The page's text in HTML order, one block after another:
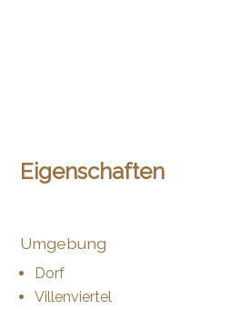
Eigenschaften
Umgebung
Dorf
Villenviertel